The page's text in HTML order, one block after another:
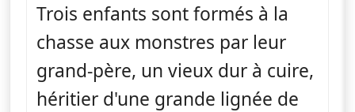
Trois enfants sont formés à la
chasse aux monstres par leur
grand-père, un vieux dur à cuire,
héritier d'une grande lignée de